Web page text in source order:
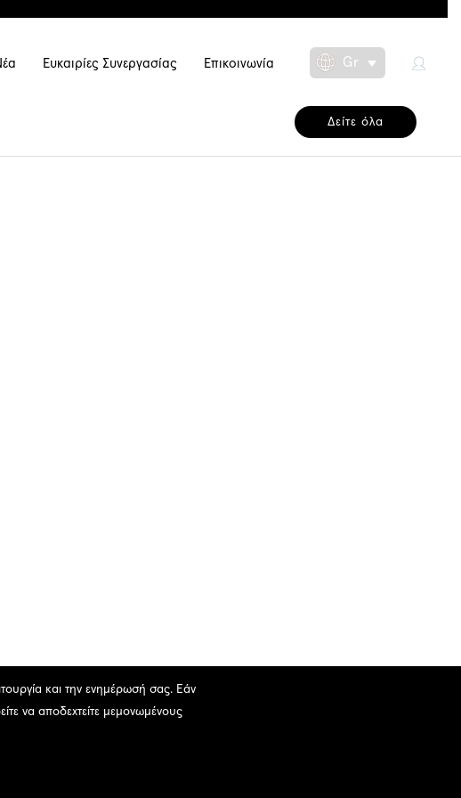
Ευκαιρίες Συνεργασίας Επικοινωνία
Gr
Toggle
Δείτε όλα
και την ενημέρωσή σας. Εάν
να αποδεχτείτε μεμονωμένους